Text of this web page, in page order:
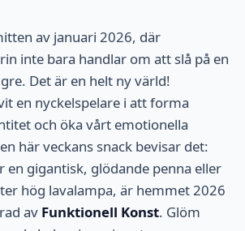
av januari 2026, där
inte bara handlar om att slå på en
Det är en helt ny värld!
en nyckelspelare i att forma
och öka vårt emotionella
här veckans snack bevisar det:
en gigantisk, glödande penna eller
hög lavalampa, är hemmet 2026
av Funktionell Konst. Glöm